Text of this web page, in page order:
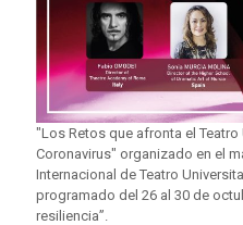
"Los Retos que afronta el Teatro
Coronavirus" organizado en el
Internacional de Teatro
programado del 26 al 30 de
resiliencia”.